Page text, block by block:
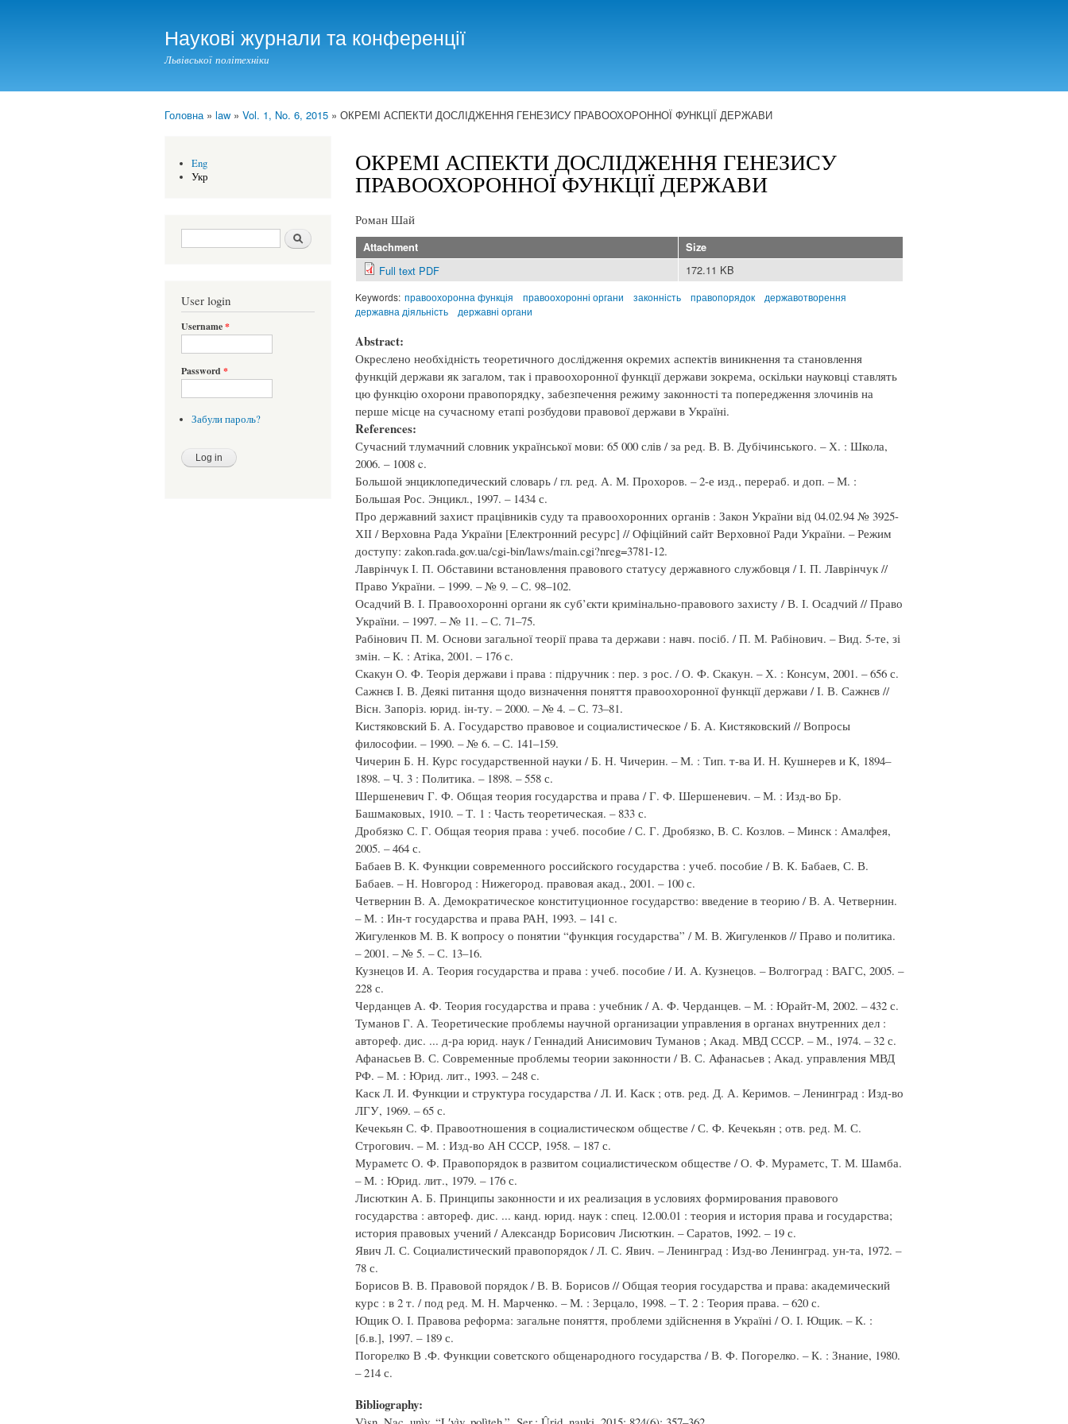
Наукові журнали та конференції
Львівської політехніки
Головна» law » Vol. 1, No. 6, 2015 » ОКРЕМІ АСПЕКТИ ДОСЛІДЖЕННЯ ГЕНЕЗИСУ ПРАВООХОРОННОЇ ФУНКЦІЇ ДЕРЖАВИ
Eng
Укр
Search form Шукати
User login
Username*
Password *
Забули пароль?
ОКРЕМІ АСПЕКТИ ДОСЛІДЖЕННЯ ГЕНЕЗИСУ
ПРАВООХОРОННОЇ ФУНКЦІЇ ДЕРЖАВИ
Роман Шай
Attachment Size
Full text PDF 172.11 KB
Keywords: правоохоронна функція правоохоронні органи законність правопорядок
державотворення
державна діяльність
державні органи
Abstract:
Окреслено необхідність теоретичного дослідження окремих аспектів виникнення та становлення
функцій держави як загалом, так і правоохоронної функції держави зокрема, оскільки науковці ставлять
цю функцію охорони правопорядку, забезпечення режиму законності та попередження злочинів на
перше місце на сучасному етапі розбудови правової держави в Україні.
References:
Сучасний тлумачний словник української мови: 65 000 слів / за ред. В. В. Дубічинського. – Х. : Школа,
2006. – 1008 c.
Большой энциклопедический словарь / гл. ред. А. М. Прохоров. – 2-е изд., перераб. и доп. – М. :
Большая Рос. Энцикл., 1997. – 1434 с.
Про державний захист працівників суду та правоохоронних органів : Закон України від 04.02.94 № 3925-
ХІІ / Верховна Рада України [Електронний ресурс] // Офіційний сайт Верховної Ради України. – Режим
доступу: zakon.rada.gov.ua/cgi-bin/laws/main.cgi?nreg=3781-12.
Лаврінчук І. П. Обставини встановлення правового статусу державного службовця / І. П. Лаврінчук //
Право України. – 1999. – № 9. – С. 98–102.
Осадчий В. І. Правоохоронні органи як суб’єкти кримінально-правового захисту / В. І. Осадчий // Право
України. – 1997. – № 11. – С. 71–75.
Рабінович П. М. Основи загальної теорії права та держави : навч. посіб. / П. М. Рабінович. – Вид. 5-те, зі
змін. – К. : Атіка, 2001. – 176 с.
Скакун О. Ф. Теорія держави і права : підручник : пер. з рос. / О. Ф. Скакун. – Х. : Консум, 2001. – 656 с.
Сажнєв І. В. Деякі питання щодо визначення поняття правоохоронної функції держави / І. В. Сажнєв //
Вісн. Запоріз. юрид. ін-ту. – 2000. – № 4. – С. 73–81.
Кистяковский Б. А. Государство правовое и социалистическое / Б. А. Кистяковский // Вопросы
философии. – 1990. – № 6. – С. 141–159.
Чичерин Б. Н. Курс государственной науки / Б. Н. Чичерин. – М. : Тип. т-ва И. Н. Кушнерев и К, 1894–
1898. – Ч. 3 : Политика. – 1898. – 558 с.
Шершеневич Г. Ф. Общая теория государства и права / Г. Ф. Шершеневич. – М. : Изд-во Бр.
Башмаковых, 1910. – Т. 1 : Часть теоретическая. – 833 с.
Дробязко С. Г. Общая теория права : учеб. пособие / С. Г. Дробязко, В. С. Козлов. – Минск : Амалфея,
2005. – 464 с.
Бабаев В. К. Функции современного российского государства : учеб. пособие / В. К. Бабаев, С. В.
Бабаев. – Н. Новгород : Нижегород. правовая акад., 2001. – 100 с.
Четвернин В. А. Демократическое конституционное государство: введение в теорию / В. А. Четвернин.
– М. : Ин-т государства и права РАН, 1993. – 141 с.
Жигуленков М. В. К вопросу о понятии “функция государства” / М. В. Жигуленков // Право и политика.
– 2001. – № 5. – С. 13–16.
Кузнецов И. А. Теория государства и права : учеб. пособие / И. А. Кузнецов. – Волгоград : ВАГС, 2005. –
228 с.
Черданцев А. Ф. Теория государства и права : учебник / А. Ф. Черданцев. – М. : Юрайт-М, 2002. – 432 с.
Туманов Г. А. Теоретические проблемы научной организации управления в органах внутренних дел :
автореф. дис. ... д-ра юрид. наук / Геннадий Анисимович Туманов ; Акад. МВД СССР. – М., 1974. – 32 с.
Афанасьев В. С. Современные проблемы теории законности / В. С. Афанасьев ; Акад. управления МВД
РФ. – М. : Юрид. лит., 1993. – 248 с.
Каск Л. И. Функции и структура государства / Л. И. Каск ; отв. ред. Д. А. Керимов. – Ленинград : Изд-во
ЛГУ, 1969. – 65 с.
Кечекьян С. Ф. Правоотношения в социалистическом обществе / С. Ф. Кечекьян ; отв. ред. М. С.
Строгович. – М. : Изд-во АН СССР, 1958. – 187 с.
Мураметс О. Ф. Правопорядок в развитом социалистическом обществе / О. Ф. Мураметс, Т. М. Шамба.
– М. : Юрид. лит., 1979. – 176 с.
Лисюткин А. Б. Принципы законности и их реализация в условиях формирования правового
государства : автореф. дис. ... канд. юрид. наук : спец. 12.00.01 : теория и история права и государства;
история правовых учений / Александр Борисович Лисюткин. – Саратов, 1992. – 19 с.
Явич Л. С. Социалистический правопорядок / Л. С. Явич. – Ленинград : Изд-во Ленинград. ун-та, 1972. –
78 с.
Борисов В. В. Правовой порядок / В. В. Борисов // Общая теория государства и права: академический
курс : в 2 т. / под ред. М. Н. Марченко. – М. : Зерцало, 1998. – Т. 2 : Теория права. – 620 с.
Ющик О. І. Правова реформа: загальне поняття, проблеми здійснення в Україні / О. І. Ющик. – К. :
[б.в.], 1997. – 189 с.
Погорелко В .Ф. Функции советского общенародного государства / В. Ф. Погорелко. – К. : Знание, 1980.
– 214 с.
Bibliography: